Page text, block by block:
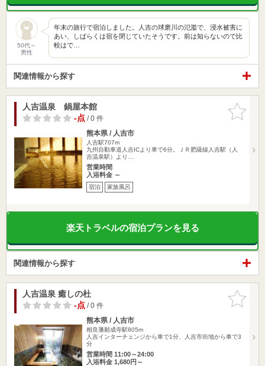
50代～
男性
年末の旅行で宿泊しました。人吉の球磨川の氾濫で、浸水被害に
あい、しばらくは宿を閉じていたそうです。前は知らないので比
較はで…
関連情報から探す
お気に入
りに追加
人吉温泉 鍋屋本館
-点/ 0 件
熊本県 / 人吉市
人吉駅707m
九州自動車道人吉ICより車で6分。ＪＲ肥薩線人吉駅（人
吉温泉駅）より…
営業時間
入浴料金 ～
宿泊 家族風呂
楽天トラベルの宿泊プランを見る
関連情報から探す
お気に入
りに追加
人吉温泉 癒しの杜
-点/ 0 件
熊本県 / 人吉市
相良藩願成寺駅805m
人吉インターチェンジから車で1分、人吉市街地から車で3
分
営業時間 11:00～24:00
入浴料金 1,680円～